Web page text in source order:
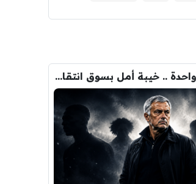
بسبب صفقة واحدة .. خيبة أمل بسوق انتقالات ريال مدريد !